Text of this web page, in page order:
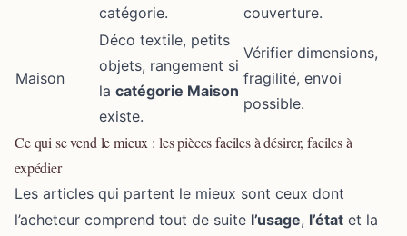
catégorie.
couverture.
Maison
Déco textile, petits
objets, rangement si
la catégorie Maison
existe.
Vérifier dimensions,
fragilité, envoi
possible.
Ce qui se vend le mieux : les pièces faciles à désirer, faciles à
expédier
Les articles qui partent le mieux sont ceux dont
l’acheteur comprend tout de suite l’usage, l’état et la